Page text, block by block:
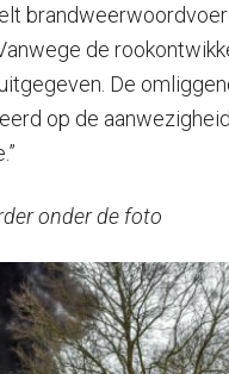
de
De
op de
onder de foto